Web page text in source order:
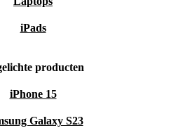
iPads
producten
iPhone 15
Galaxy S23